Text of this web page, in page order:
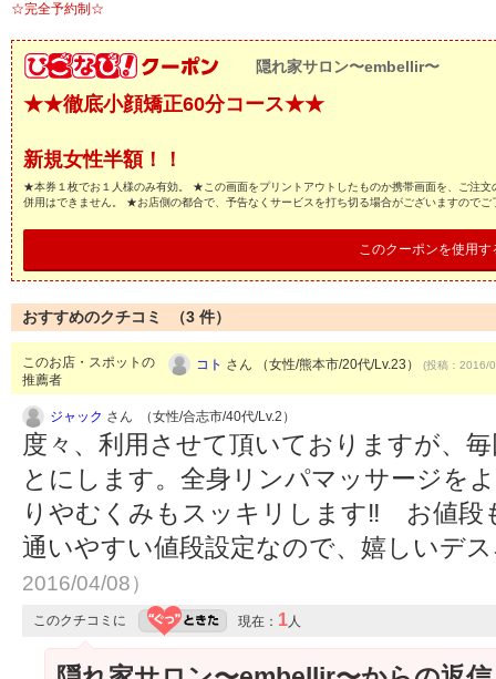
☆完全予約制☆
隠れ家サロン〜embellir〜
★★徹底小顔矯正60分コース★★
新規女性半額！！
★本券１枚でお１人様のみ有効。 ★この画面をプリントアウトしたものか携帯画面を、ご注
併用はできません。 ★お店側の都合で、予告なくサービスを打ち切る場合がございますのでご
このクーポンを使用す
おすすめのクチコミ （3 件）
このお店・スポットの
推薦者
コト さん （女性/熊本市/20代/Lv.23） (投稿：2016/
ジャック さん （女性/合志市/40代/Lv.2）
度々、利用させて頂いておりますが、
とにします。全身リンパマッサージを
りやむくみもスッキリします‼ お値段
通いやすい値段設定なので、嬉しいデ
2016/04/08）
このクチコミに 現在： 1人